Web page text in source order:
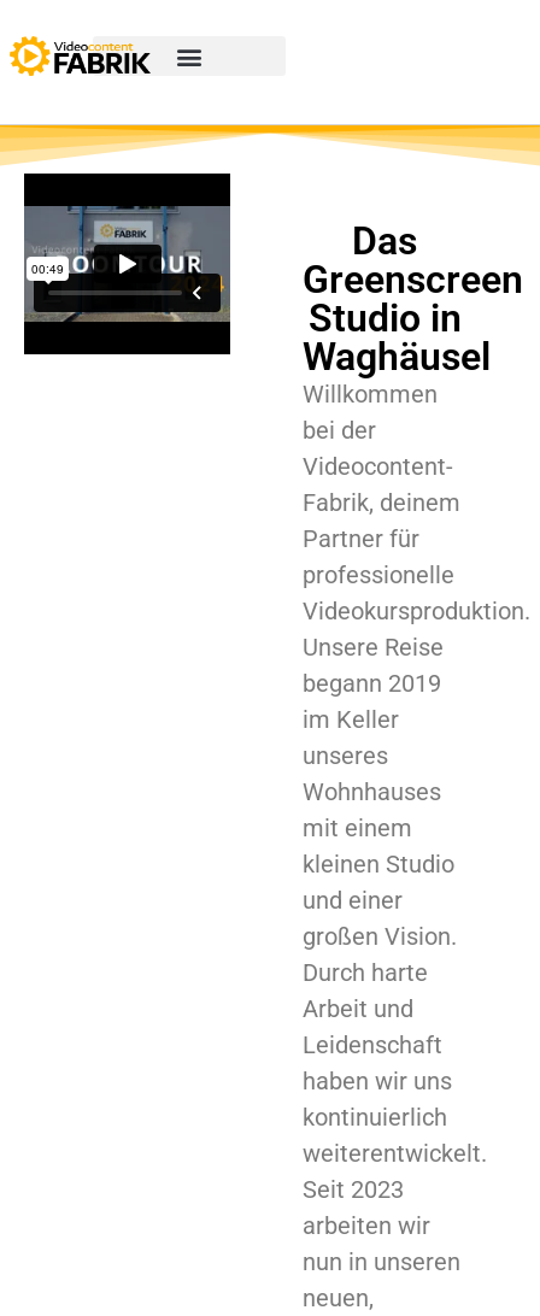
Das
Greenscreen
Studio in
Waghäusel
Willkommen
bei der
Videocontent-
Fabrik, deinem
Partner für
professionelle
Videokursproduktion.
Unsere Reise
begann 2019
im Keller
unseres
Wohnhauses
mit einem
kleinen Studio
und einer
großen Vision.
Durch harte
Arbeit und
Leidenschaft
haben wir uns
kontinuierlich
weiterentwickelt.
Seit 2023
arbeiten wir
nun in unseren
neuen,